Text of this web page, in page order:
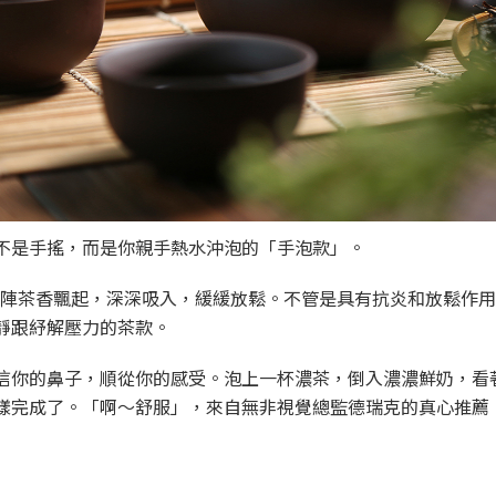
手搖，而是你親手熱水沖泡的「手泡款」。
茶香飄起，深深吸入，緩緩放鬆。不管是具有抗炎和放鬆作
紓解壓力的茶款。
的鼻子，順從你的感受。泡上一杯濃茶，倒入濃濃鮮奶，
成了。「啊～舒服」，來自無非視覺總監德瑞克的真心推薦